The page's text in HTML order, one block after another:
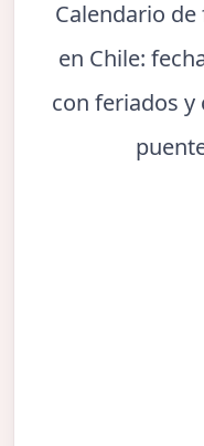
Calendario
en Chile:
con feriados